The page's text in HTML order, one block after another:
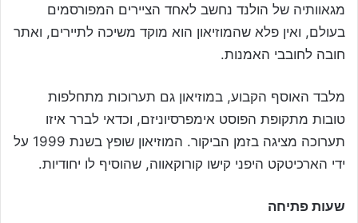
מגאוותיה של הולנד נחשב לאחד הציירים המפורסמים
בעולם, ואין פלא שהמוזיאון הוא מוקד משיכה לתיירים, ואתר
חובה לחובבי האמנות.
מלבד האוסף הקבוע, במוזיאון גם תערוכות מתחלפות
טובות מתקופת הפוסט אימפרסיוניזם, וכדאי לברר איזו
תערוכה מציגה בזמן הביקור. המוזיאון שופץ בשנת 1999 על
ידי הארכיטקט היפני קישו קורוקאווה, שהוסיף לו יחודיות.
שעות פתיחה